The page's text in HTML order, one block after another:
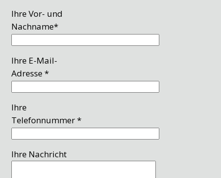
Ihre Vor- und
Nachname*
Ihre E-Mail-
Adresse *
Ihre
Telefonnummer *
Ihre Nachricht